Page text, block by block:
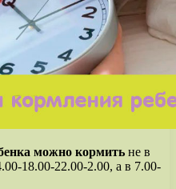
можно кормить не в
18.00-22.00-2.00, а в 7.00-